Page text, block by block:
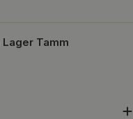
Lager Tamm